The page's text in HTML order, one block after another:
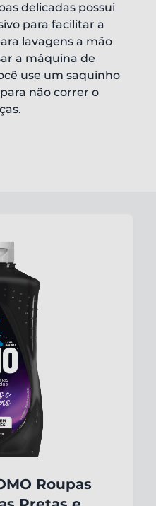
delicadas possui
para facilitar a
lavagens a mão
a máquina de
use um saquinho
não correr o
Roupas